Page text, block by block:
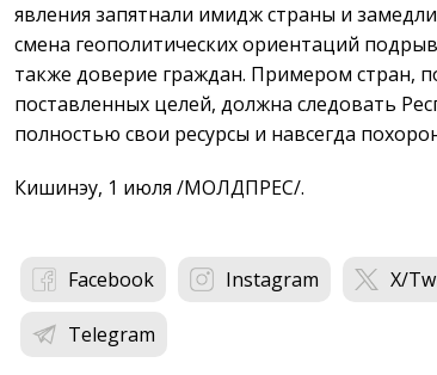
явления запятнали имидж страны и
смена геополитических ориентаций
также доверие граждан. Примером стран,
поставленных целей, должна следовать
полностью свои ресурсы и навсегда
Кишинэу, 1 июля /МОЛДПРЕС/.
Facebook Instagram X/
Telegram